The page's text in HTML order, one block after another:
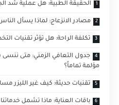
الحقيقة الطبية: هل عملية شد
مصادر الانزعاج: لماذا يسأل
تكلفة الراحة: هل تؤثر تقنيات
جدول التعافي الزمني: متى
مؤلمة تماماً؟
تقنيات حديثة: كيف غير الليزر
باقات العناية: ماذا تشمل